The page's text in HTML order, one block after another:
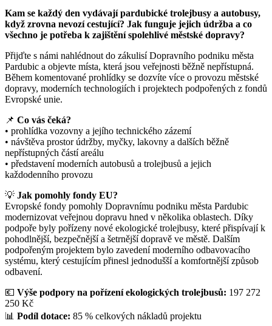
Kam se každý den vydávají pardubické trolejbusy a autobusy,
když zrovna nevozí cestující? Jak funguje jejich údržba a co
všechno je potřeba k zajištění spolehlivé městské dopravy?
Přijďte s námi nahlédnout do zákulisí Dopravního podniku města
Pardubic a objevte místa, která jsou veřejnosti běžně nepřístupná.
Během komentované prohlídky se dozvíte více o provozu městské
dopravy, moderních technologiích i projektech podpořených z fondů
Evropské unie.
📌 Co vás čeká?
• prohlídka vozovny a jejího technického zázemí
• návštěva prostor údržby, myčky, lakovny a dalších běžně
nepřístupných částí areálu
• představení moderních autobusů a trolejbusů a jejich
každodenního provozu
💡 Jak pomohly fondy EU?
Evropské fondy pomohly Dopravnímu podniku města Pardubic
modernizovat veřejnou dopravu hned v několika oblastech. Díky
podpoře byly pořízeny nové ekologické trolejbusy, které přispívají k
pohodlnější, bezpečnější a šetrnější dopravě ve městě. Dalším
podpořeným projektem bylo zavedení moderního odbavovacího
systému, který cestujícím přinesl jednodušší a komfortnější způsob
odbavení.
💶 Výše podpory na pořízení ekologických trolejbusů: 197 272
250 Kč
📊 Podíl dotace: 85 % celkových nákladů projektu